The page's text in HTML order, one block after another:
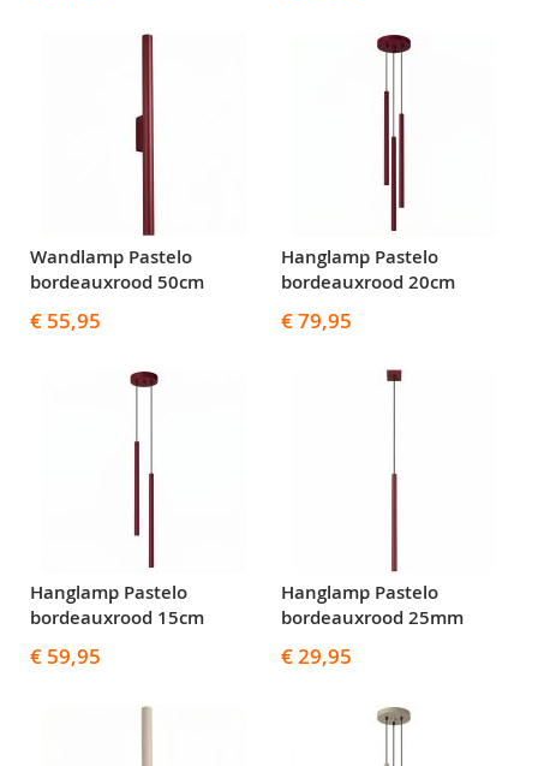
Wandlamp Pastelo
bordeauxrood 50cm
€ 55,95
Hanglamp Pastelo
bordeauxrood 20cm
€ 79,95
Hanglamp Pastelo
bordeauxrood 15cm
€ 59,95
Hanglamp Pastelo
bordeauxrood 25mm
€ 29,95